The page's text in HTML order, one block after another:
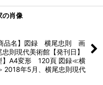
肖像
商品名】図録 横尾忠則 画
則現代美術館【発刊日】
】A4変形 120頁 図録≪横
年5月、横尾忠則現代